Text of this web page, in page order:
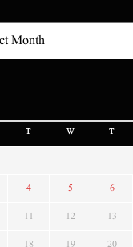
T W T
4 5 6
11 12 13